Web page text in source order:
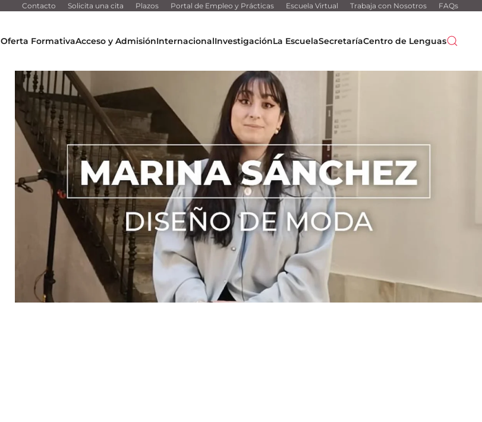
Contacto Solicita una cita Plazos Portal de Empleo y Prácticas Escuela Virtual Trabaja con Nosotros FAQs
Oferta FormativaAcceso y AdmisiónInternacionalInvestigaciónLa EscuelaSecretaríaCentro de Lenguas